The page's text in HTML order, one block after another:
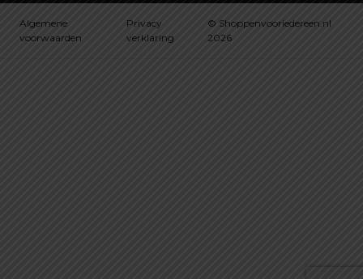
Algemene
voorwaarden
Privacy
verklaring
© Shoppenvooriedereen.nl
2026